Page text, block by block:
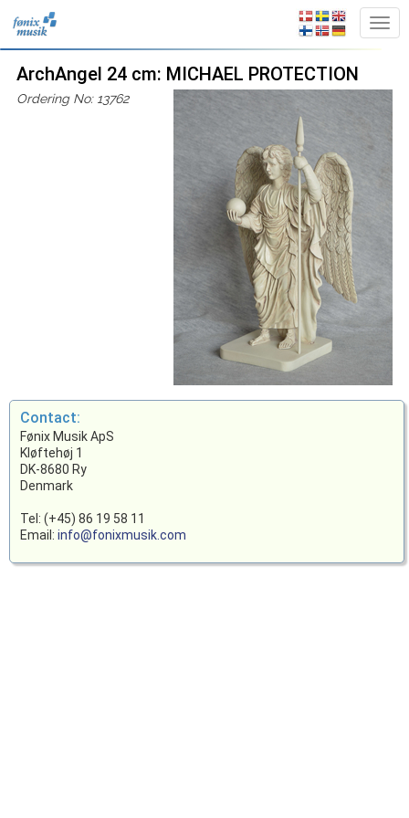
ArchAngel 24 cm: MICHAEL PROTECTION
Ordering No: 13762
Contact:
Fønix Musik ApS
Kløftehøj 1
DK-8680 Ry
Denmark
Tel: (+45) 86 19 58 11
Email: info@fonixmusik.com